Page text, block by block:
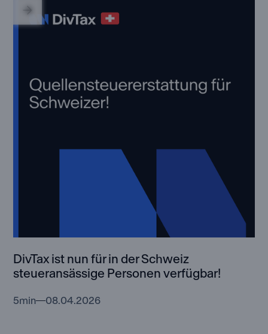
DivTax ist nun für in der Schweiz
steueransässige Personen verfügbar!
5min 08.04.2026